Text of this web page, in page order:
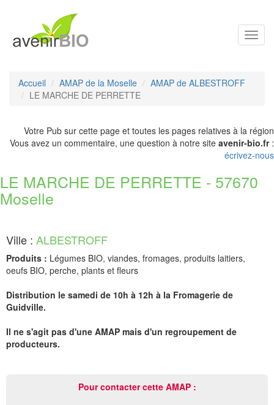
Accueil AMAP de la Moselle
AMAP de ALBESTROFF
LE MARCHE DE PERRETTE
Votre Pub sur cette page et toutes les pages relatives à la région
Vous avez un commentaire, une question à notre site avenir-bio.fr:
écrivez-nous
LE MARCHE DE PERRETTE - 57670
Moselle
Ville : ALBESTROFF
Produits : Légumes BIO, viandes, fromages, produits laitiers,
oeufs BIO, perche, plants et fleurs
Distribution le samedi de 10h à 12h à la Fromagerie de
Guidville.
Il ne s'agit pas d'une AMAP mais d'un regroupement de
producteurs.
Pour contacter cette AMAP :